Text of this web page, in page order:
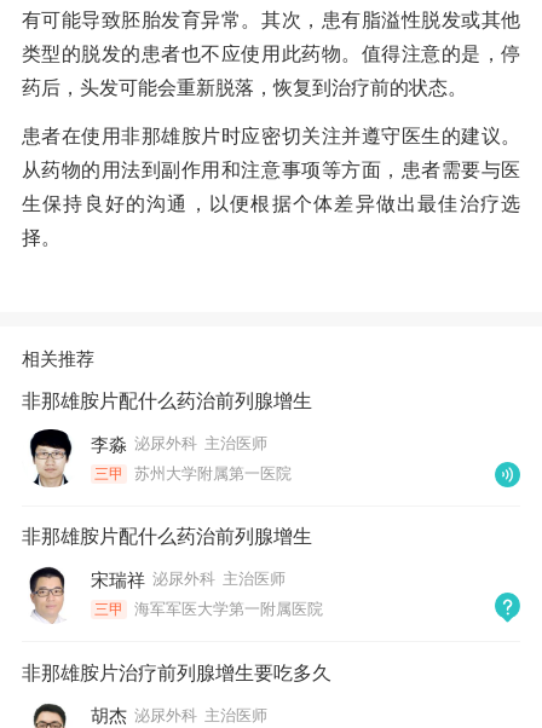
有可能导致胚胎发育异常。其次，患有脂溢性脱发或其他
类型的脱发的患者也不应使用此药物。值得注意的是，停
药后，头发可能会重新脱落，恢复到治疗前的状态。
患者在使用非那雄胺片时应密切关注并遵守医生的建议。
从药物的用法到副作用和注意事项等方面，患者需要与医
生保持良好的沟通，以便根据个体差异做出最佳治疗选
择。
相关推荐
非那雄胺片配什么药治前列腺增生
李淼 泌尿外科 主治医师
三甲 苏州大学附属第一医院
非那雄胺片配什么药治前列腺增生
宋瑞祥 泌尿外科 主治医师
三甲 海军军医大学第一附属医院
非那雄胺片治疗前列腺增生要吃多久
胡杰 泌尿外科 主治医师